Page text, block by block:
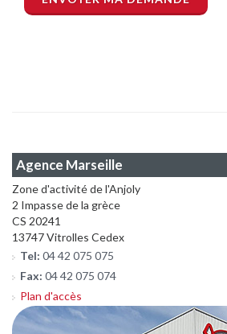
Agence Marseille
Zone d'activité de l'Anjoly
2 Impasse de la grèce
CS 20241
13747 Vitrolles Cedex
Tel: 04 42 075 075
Fax: 04 42 075 074
Plan d'accès